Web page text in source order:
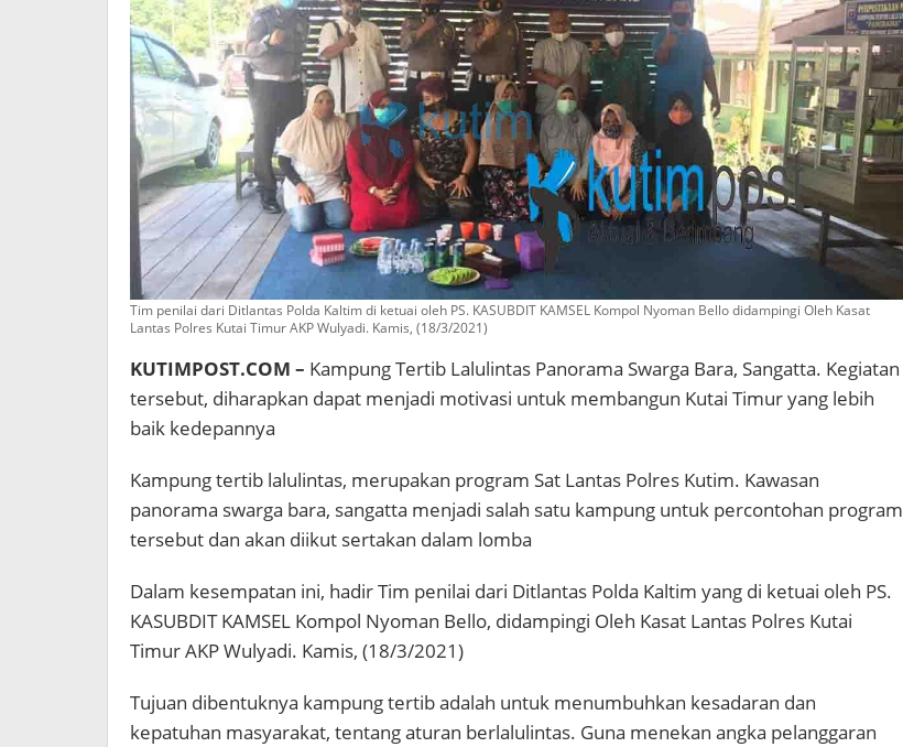
Tim penilai dari Ditlantas Polda Kaltim di ketuai oleh PS. KASUBDIT KAMSEL Kompol Nyoman Bello didampingi Oleh Kasat
Lantas Polres Kutai Timur AKP Wulyadi. Kamis, (18/3/2021)
KUTIMPOST.COM – Kampung Tertib Lalulintas Panorama Swarga Bara, Sangatta. Kegiatan
tersebut, diharapkan dapat menjadi motivasi untuk membangun Kutai Timur yang lebih
baik kedepannya
Kampung tertib lalulintas, merupakan program Sat Lantas Polres Kutim. Kawasan
panorama swarga bara, sangatta menjadi salah satu kampung untuk percontohan program
tersebut dan akan diikut sertakan dalam lomba
Dalam kesempatan ini, hadir Tim penilai dari Ditlantas Polda Kaltim yang di ketuai oleh PS.
KASUBDIT KAMSEL Kompol Nyoman Bello, didampingi Oleh Kasat Lantas Polres Kutai
Timur AKP Wulyadi. Kamis, (18/3/2021)
Tujuan dibentuknya kampung tertib adalah untuk menumbuhkan kesadaran dan
kepatuhan masyarakat, tentang aturan berlalulintas. Guna menekan angka pelanggaran